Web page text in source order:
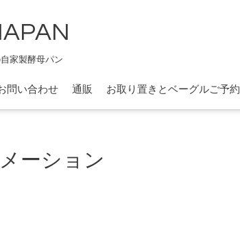
家製酵母パン
問い合わせ 通販 お取り置きとベーグルご予約
ーション